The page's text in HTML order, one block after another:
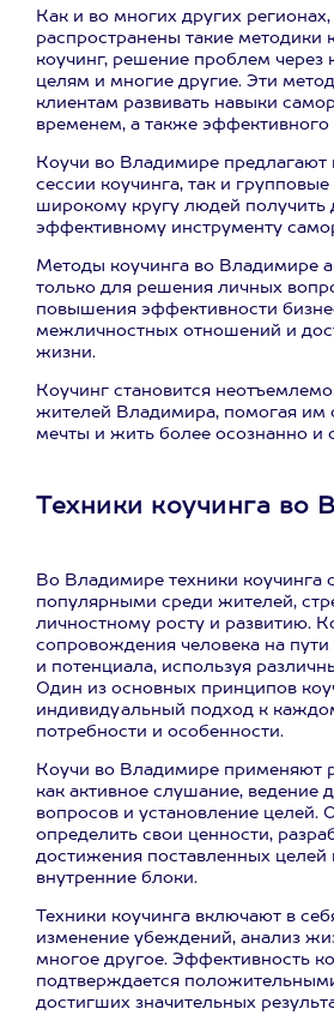
Как и во многих других
распространены такие методики
коучинг, решение проблем через
целям и многие другие. Эти
клиентам развивать навыки
временем, а также
Коучи во Владимире предлагают
сессии коучинга, так и
широкому кругу людей получить
эффективному инструменту
Методы коучинга во Владимире
только для решения личных
повышения эффективности
межличностных отношений и
жизни.
Коучинг становится
жителей Владимира, помогая им
мечты и жить более осознанно и
Техники коучинга во
Во Владимире техники коучинга
популярными среди жителей,
личностному росту и развитию.
сопровождения человека на
и потенциала, используя
Один из основных принципов
индивидуальный подход к
потребности и особенности.
Коучи во Владимире применяют
как активное слушание, ведение
вопросов и установление целей.
определить свои ценности,
достижения поставленных целей
внутренние блоки.
Техники коучинга включают в
изменение убеждений, анализ
многое другое. Эффективность
подтверждается
достигших значительных